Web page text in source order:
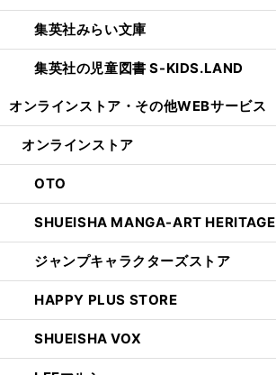
集英社みらい文庫
集英社の児童図書 S-KIDS.LAND
オンラインストア・ その他WEBサービス
オンラインストア
OTO
SHUEISHA MANGA-ART HERITAGE
ジャンプキャラクターズストア
HAPPY PLUS STORE
SHUEISHA VOX